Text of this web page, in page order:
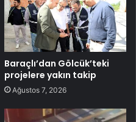
Baraçlı’dan Gölcük’teki
projelere yakın takip
Ağustos 7, 2026